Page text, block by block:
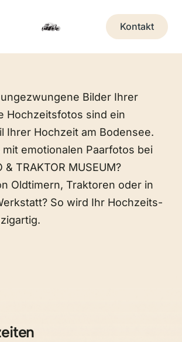
Kontakt
Bilder Ihrer
Hochzeitsfotos sind ein
Ihrer Hochzeit am Bodensee.
emotionalen Paarfotos bei
& TRAKTOR MUSEUM?
Oldtimern, Traktoren oder in
So wird Ihr Hochzeits-